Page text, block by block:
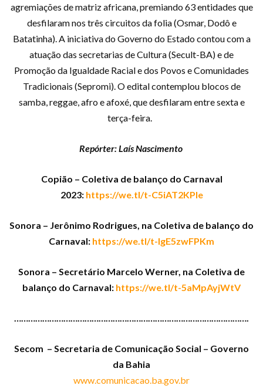
agremiações de matriz africana, premiando 63 entidades que
desfilaram nos três circuitos da folia (Osmar, Dodô e
Batatinha). A iniciativa do Governo do Estado contou com a
atuação das secretarias de Cultura (Secult-BA) e de
Promoção da Igualdade Racial e dos Povos e Comunidades
Tradicionais (Sepromi). O edital contemplou blocos de
samba, reggae, afro e afoxé, que desfilaram entre sexta e
terça-feira.
Repórter: Laís Nascimento
Copião – Coletiva de balanço do Carnaval
2023: https://we.tl/t-C5iAT2KPle
Sonora – Jerônimo Rodrigues, na Coletiva de balanço do
Carnaval: https://we.tl/t-IgE5zwFPKm
Sonora – Secretário Marcelo Werner, na Coletiva de
balanço do Carnaval: https://we.tl/t-5aMpAyjWtV
……………………………………………………………………………………….
Secom – Secretaria de Comunicação Social – Governo
da Bahia
www.comunicacao.ba.gov.br